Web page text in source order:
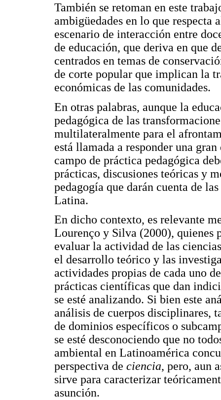
También se retoman en este
ambigüedades en lo que
escenario de interacción entre
de educación, que deriva en que
centrados en temas de
de corte popular que implican la
económicas de las comunidades.
En otras palabras, aunque la
pedagógica de las
multilateralmente para el
está llamada a responder una
campo de práctica pedagógica
prácticas, discusiones teóricas y
pedagogía que darán cuenta de
Latina.
En dicho contexto, es relevante
Lourenço y Silva (2000), quienes
evaluar la actividad de las
el desarrollo teórico y las
actividades propias de cada uno
prácticas científicas que dan
se esté analizando. Si bien este
análisis de cuerpos disciplinares,
de dominios específicos o
se esté desconociendo que no
ambiental en Latinoamérica
perspectiva de ciencia, pero, aun
sirve para caracterizar
asunción.